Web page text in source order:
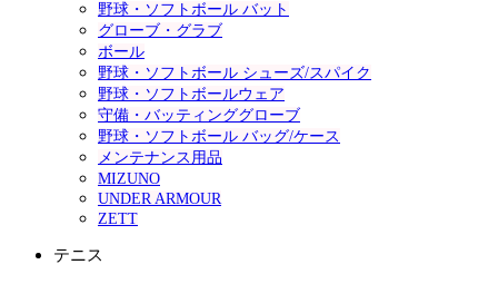
野球・ソフトボール バット
グローブ・グラブ
ボール
野球・ソフトボール シューズ/スパイク
野球・ソフトボールウェア
守備・バッティンググローブ
野球・ソフトボール バッグ/ケース
メンテナンス用品
MIZUNO
UNDER ARMOUR
ZETT
テニス